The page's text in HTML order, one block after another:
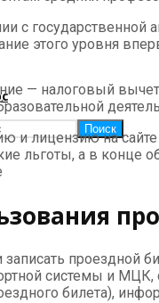
Поиск
с государственной
этого уровня
— налоговый
и лицензию на сайте
льготы, а в конце
записать проездной
системы и МЦК,
билета),